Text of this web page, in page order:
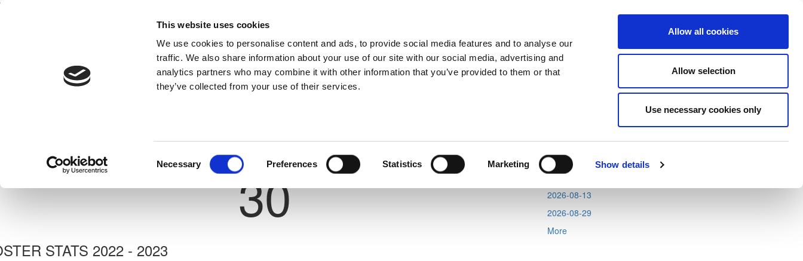
This website uses cookies
We use cookies to personalise content and ads, to provide social media features and to analyse our
traffic. We also share information about your use of our site with our social media, advertising and
analytics partners who may combine it with other information that you’ve provided to them or that
they’ve collected from your use of their services.
Necessary Preferences Statistics Marketing Show details
Allow all cookies
Allow selection
Use necessary cookies only
Competitions
Next
Shirt Number
30
STATS 2022 - 2023
Tweets by CyprusFA
2026-08-06
2026-08-11
2026-08-12
2026-08-13
2026-08-29
More